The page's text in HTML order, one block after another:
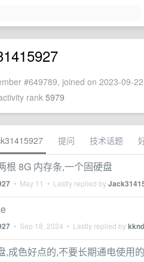
#649789, joined on 2023-09-
rank 5979
提问 技术话题
根 8G 内存条,一个固硬盘
• May 11 • Lastly replied by
• Sep 18, 2024 • Lastly replied by
,成色好点的,不要长期通电使用